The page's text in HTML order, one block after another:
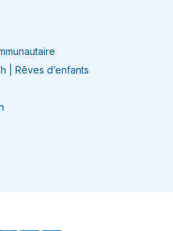
| Rêves d’enfants